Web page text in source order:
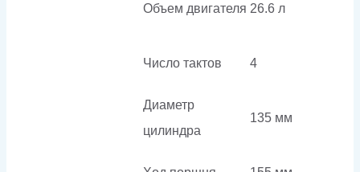
Объем двигателя 26.6 л
Число тактов 4
Диаметр
цилиндра
135 мм